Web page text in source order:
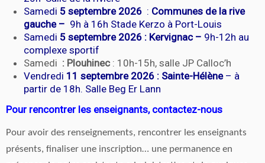
Samedi 5 septembre 2026 : Communes de la rive
gauche – 9h à 16h Stade Kerzo à Port-Louis
Samedi 5 septembre 2026 : Kervignac – 9h-12h au
complexe sportif
Samedi : Plouhinec : 10h-15h, salle JP Calloc’h
Vendredi 11 septembre 2026 : Sainte-Hélène– à
partir de 18h. Salle Beg Er Lann
Pour rencontrer les enseignants, contactez-nous
Pour avoir des renseignements, rencontrer les enseignants
présents, finaliser une inscription… une permanence en